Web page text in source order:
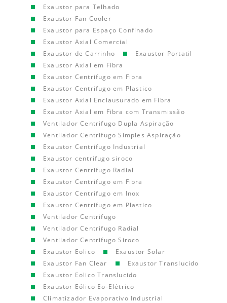
Exaustor para Telhado
Exaustor Fan Cooler
Exaustor para Espaço Confinado
Exaustor Axial Comercial
Exaustor de Carrinho
Exaustor Portatil
Exaustor Axial em Fibra
Exaustor Centrifugo em Fibra
Exaustor Centrifugo em Plastico
Exaustor Axial Enclausurado em Fibra
Exaustor Axial em Fibra com Transmissão
Ventilador Centrifugo Dupla Aspiração
Ventilador Centrifugo Simples Aspiração
Exaustor Centrifugo Industrial
Exaustor centrifugo siroco
Exaustor Centrifugo Radial
Exaustor Centrifugo em Fibra
Exaustor Centrifugo em Inox
Exaustor Centrifugo em Plastico
Ventilador Centrifugo
Ventilador Centrifugo Radial
Ventilador Centrifugo Siroco
Exaustor Eolico
Exaustor Solar
Exaustor Fan Clear
Exaustor Translucido
Exaustor Eolico Translucido
Exaustor Eólico Eo-Elétrico
Climatizador Evaporativo Industrial